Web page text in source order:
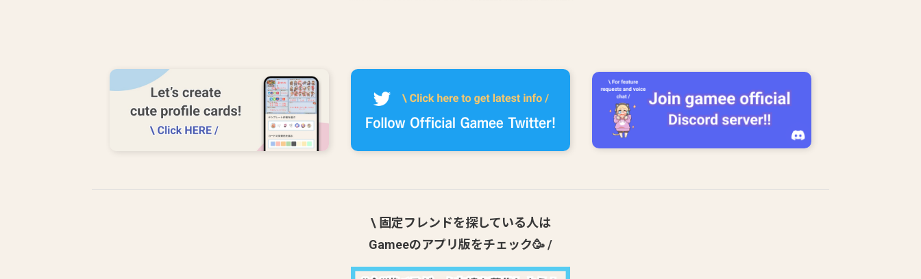
\ 固定フレンドを探している人は
Gameeのアプリ版をチェック🥳 /